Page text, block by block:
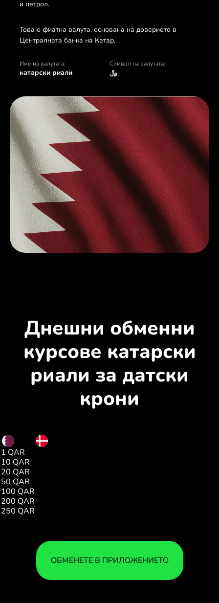
и петрол.
Това е фиатна валута, основана на доверието в
Централната банка на Катар.
Име на валутата:
катарски риали
Символ на валутата:
﷼
Днешни обменни
курсове катарски
риали за датски
крони
1 QAR
10 QAR
20 QAR
50 QAR
100 QAR
200 QAR
250 QAR
ОБМЕНЕТЕ В ПРИЛОЖЕНИЕТО